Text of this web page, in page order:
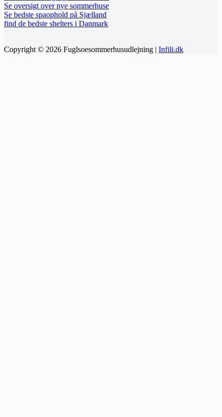
Se oversigt over nye sommerhuse
Se bedste spaophold på Sjælland
find de bedste shelters i Danmark
Copyright © 2026 Fuglsoesommerhusudlejning | Infili.dk